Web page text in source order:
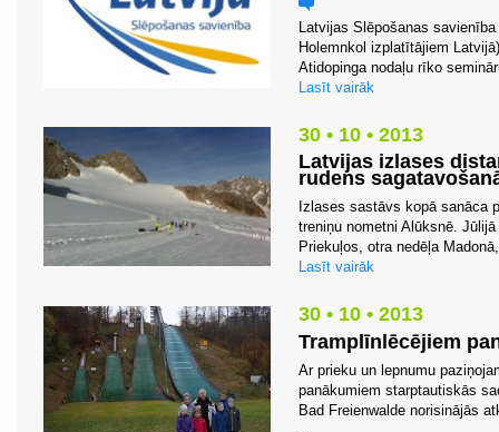
Latvijas Slēpošanas
Holemnkol izplatītājiem
Atidopinga nodaļu rīko
Lasīt vairāk
30 • 10 • 2013
Latvijas izlases
rudens
Izlases sastāvs kopā sanāca
treniņu nometni Alūksnē.
Priekuļos, otra nedēļa
Lasīt vairāk
30 • 10 • 2013
Tramplīnlēcējiem
Ar prieku un lepnumu
panākumiem starptautiskās
Bad Freienwalde norisinājās